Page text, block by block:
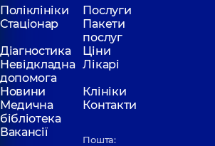
Поліклініки
Послуги
Стаціонар
Пакети
послуг
Діагностика
Ціни
Невідкладна
допомога
Лікарі
Новини
Клініки
Медична
бібліотека
Контакти
Вакансії
Пошта: